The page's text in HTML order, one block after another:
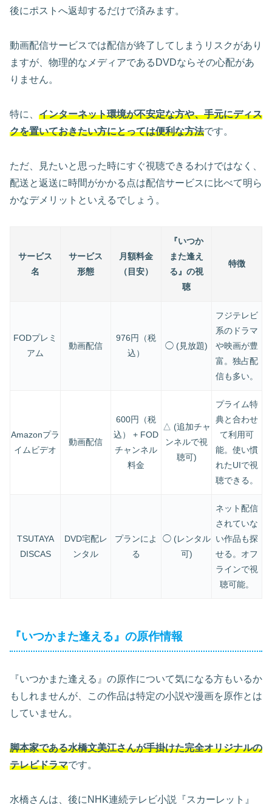
後にポストへ返却するだけで済みます。
動画配信サービスでは配信が終了してしまうリスクがあり
ますが、物理的なメディアであるDVDならその心配があ
りません。
特に、 インターネット環境が不安定な方や、手元にディス
クを置いておきたい方にとっては便利な方法です。
ただ、見たいと思った時にすぐ視聴できるわけではなく、
配送と返送に時間がかかる点は配信サービスに比べて明ら
かなデメリットといえるでしょう。
サービス
名
サービス
形態
月額料金
（目安）
『いつか
また逢え
る』の視
聴
特徴
FODプレミ
アム
動画配信
976円（税
込）
◯ (見放題)
フジテレビ
系のドラマ
や映画が豊
富。独占配
信も多い。
Amazonプラ
イムビデオ
動画配信
600円（税
込） + FOD
チャンネル
料金
△ (追加チャ
ンネルで視
聴可)
プライム特
典と合わせ
て利用可
能。使い慣
れたUIで視
聴できる。
TSUTAYA
DISCAS
DVD宅配レ
ンタル
プランによ
る
◯ (レンタル
可)
ネット配信
されていな
い作品も探
せる。オフ
ラインで視
聴可能。
『いつかまた逢える』の原作情報
『いつかまた逢える』の原作について気になる方もいるか
もしれませんが、この作品は特定の小説や漫画を原作とは
していません。
脚本家である水橋文美江さんが手掛けた完全オリジナルの
テレビドラマです。
水橋さんは、後にNHK連続テレビ小説『スカーレット』